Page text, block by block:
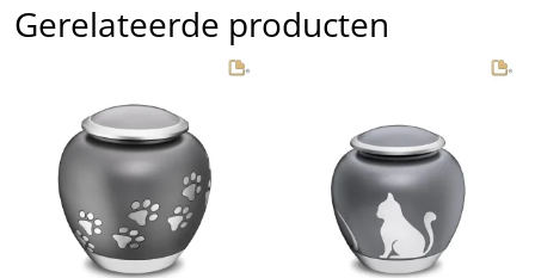
Gerelateerde producten